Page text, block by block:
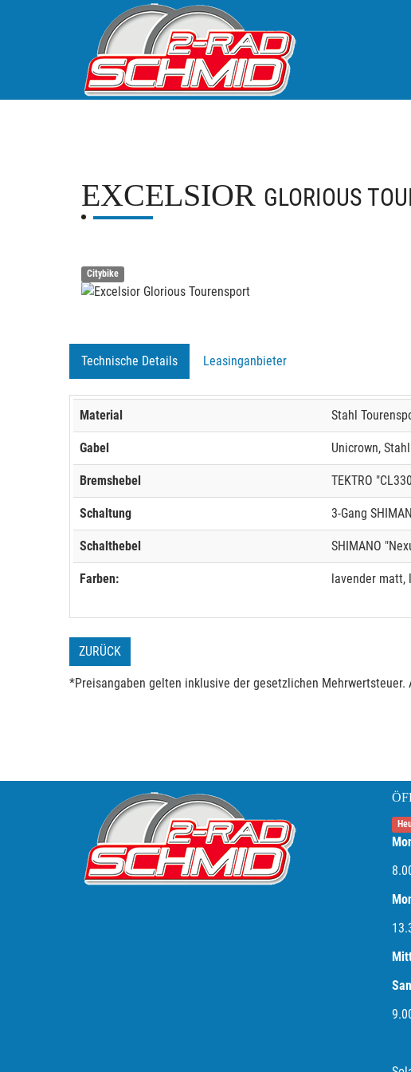
EXCELSIOR GLORIOUS
Citybike
Technische Details Leasinganbieter
Material Stahl
Gabel Unicrown, Stahl
Bremshebel TEKTRO
Schaltung 3-Gang
Schalthebel SHIMANO
Farben: lavender matt,
ZURÜCK
*Preisangaben gelten inklusive der gesetzlichen